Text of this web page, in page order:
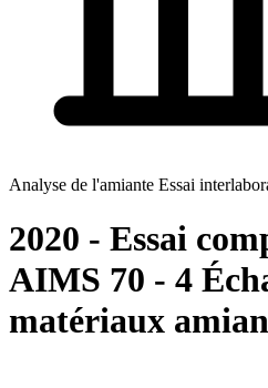
Analyse de l'amiante Essai
2020 - Essai
AIMS 70 - 4
matériaux